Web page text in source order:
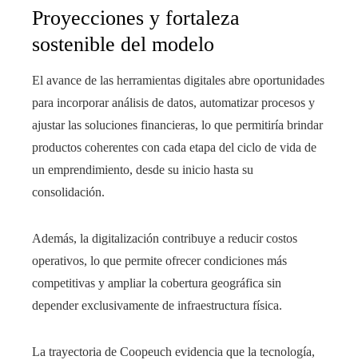
Proyecciones y fortaleza
sostenible del modelo
El avance de las herramientas digitales abre oportunidades
para incorporar análisis de datos, automatizar procesos y
ajustar las soluciones financieras, lo que permitiría brindar
productos coherentes con cada etapa del ciclo de vida de
un emprendimiento, desde su inicio hasta su
consolidación.
Además, la digitalización contribuye a reducir costos
operativos, lo que permite ofrecer condiciones más
competitivas y ampliar la cobertura geográfica sin
depender exclusivamente de infraestructura física.
La trayectoria de Coopeuch evidencia que la tecnología,